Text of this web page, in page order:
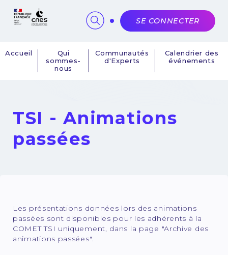
Navigation
Accueil
Qui
sommes-
nous
Communautés
d'Experts
Calendrier des
événements
SE CONNECTER
TSI - Animations
passées
Les présentations données lors des animations
passées sont disponibles pour les adhérents à la
COMET TSI uniquement, dans la page "Archive des
animations passées".